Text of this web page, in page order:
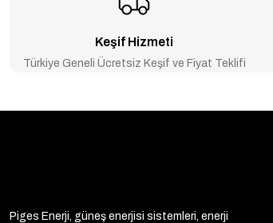
Keşif Hizmeti
Türkiye Geneli Ücretsiz Keşif ve Fiyat Teklifi
Piges Enerji, güneş enerjisi sistemleri, enerji